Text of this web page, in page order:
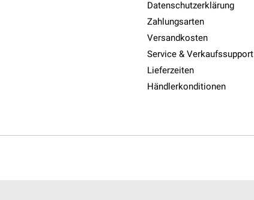
Datenschutzerklärung
Zahlungsarten
Versandkosten
Service & Verkaufssupport
Lieferzeiten
Händlerkonditionen